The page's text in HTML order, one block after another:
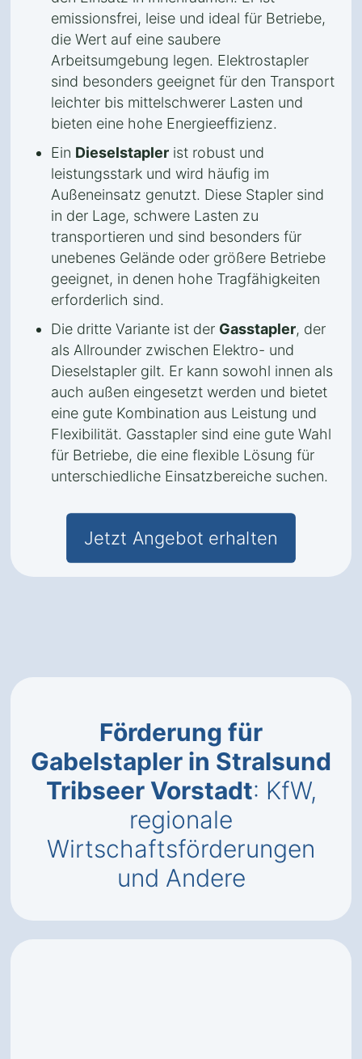
emissionsfrei, leise und ideal für Betriebe,
die Wert auf eine saubere
Arbeitsumgebung legen. Elektrostapler
sind besonders geeignet für den Transport
leichter bis mittelschwerer Lasten und
bieten eine hohe Energieeffizienz.
Ein Dieselstapler ist robust und
leistungsstark und wird häufig im
Außeneinsatz genutzt. Diese Stapler sind
in der Lage, schwere Lasten zu
transportieren und sind besonders für
unebenes Gelände oder größere Betriebe
geeignet, in denen hohe Tragfähigkeiten
erforderlich sind.
Die dritte Variante ist der Gasstapler, der
als Allrounder zwischen Elektro- und
Dieselstapler gilt. Er kann sowohl innen als
auch außen eingesetzt werden und bietet
eine gute Kombination aus Leistung und
Flexibilität. Gasstapler sind eine gute Wahl
für Betriebe, die eine flexible Lösung für
unterschiedliche Einsatzbereiche suchen.
Jetzt Angebot erhalten
Förderung für
Gabelstapler in Stralsund
Tribseer Vorstadt: KfW,
regionale
Wirtschaftsförderungen
und Andere